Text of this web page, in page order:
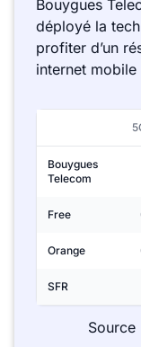
Bouygues
déployé la
profiter d’un
internet
Bouygues
Telecom
Free
Orange
SFR
Source